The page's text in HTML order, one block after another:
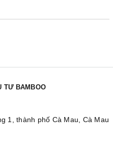
TƯ BAMBOO
1, thành phố Cà Mau, Cà Mau